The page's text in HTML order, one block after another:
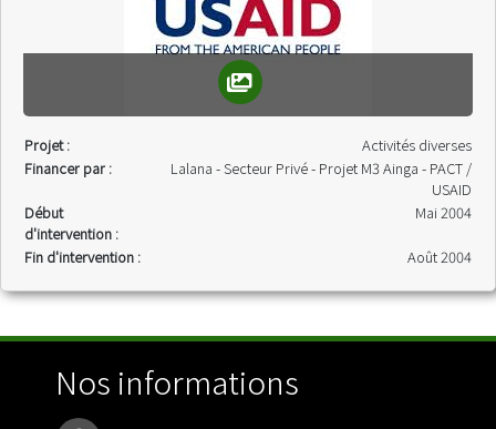
Projet :
Activités diverses
Financer par :
Lalana - Secteur Privé - Projet M3 Ainga - PACT /
USAID
Début
d'intervention :
Mai 2004
Fin d'intervention : Août 2004
Nos informations